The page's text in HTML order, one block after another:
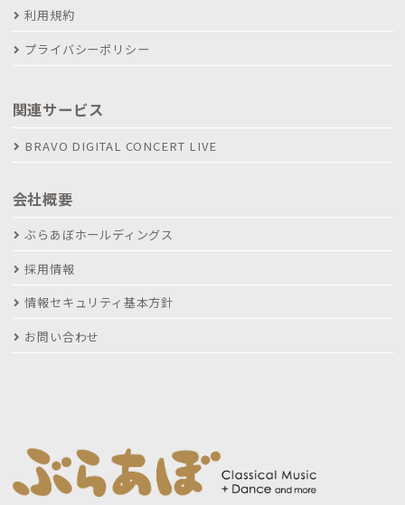
利用規約
プライバシーポリシー
関連サービス
BRAVO DIGITAL CONCERT LIVE
会社概要
ぶらあぼホールディングス
採用情報
情報セキュリティ基本方針
お問い合わせ